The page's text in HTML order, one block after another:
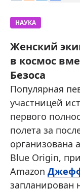
НАУКА
Женский
в космос
Безоса
Популярная
участницей
первого
полета за
организована
Blue Origin,
Amazon
запланирован